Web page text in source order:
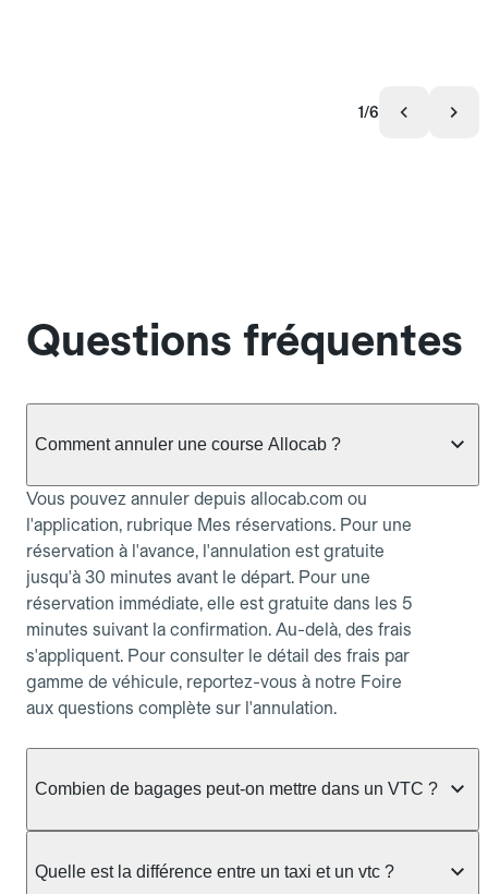
1/6
Questions fréquentes
Comment annuler une course Allocab ?
Vous pouvez annuler depuis allocab.com ou
l'application, rubrique Mes réservations. Pour une
réservation à l'avance, l'annulation est gratuite
jusqu'à 30 minutes avant le départ. Pour une
réservation immédiate, elle est gratuite dans les 5
minutes suivant la confirmation. Au-delà, des frais
s'appliquent. Pour consulter le détail des frais par
gamme de véhicule, reportez-vous à notre Foire
aux questions complète sur l'annulation.
Combien de bagages peut-on mettre dans un VTC ?
réservée :
Quelle est la différence entre un taxi et un vtc ?